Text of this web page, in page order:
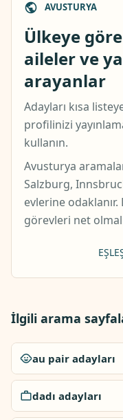
AVUSTURYA
Ülkeye
aileler ve
arayanlar
Adayları kısa
profilinizi
kullanın.
Avusturya
Salzburg,
evlerine odaklanır.
görevleri net
İlgili arama
au pair adayları
dadı adayları